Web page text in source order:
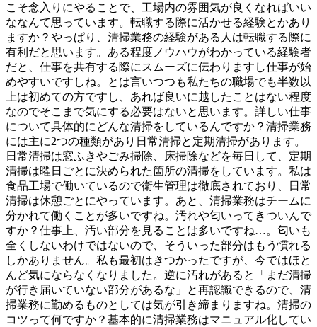
こそ念入りにやることで、工場内の雰囲気が良くなればいい
ななんて思っています。転職する際に活かせる経験とかあり
ますか？やっぱり、清掃業務の経験がある人は転職する際に
有利だと思います。ある程度ノウハウがわかっている経験者
だと、仕事を共有する際にスムーズに伝わりますし仕事が始
めやすいですしね。とは言いつつも私たちの職場でも半数以
上は初めての方ですし、あれば良いに越したことはない程度
なのでそこまで気にする必要はないと思います。詳しい仕事
について具体的にどんな清掃をしているんですか？清掃業務
には主に2つの種類があり日常清掃と定期清掃があります。
日常清掃は窓ふきやごみ掃除、床掃除などを毎日して、定期
清掃は曜日ごとに決められた箇所の清掃をしています。私は
食品工場で働いているので衛生管理は徹底されており、日常
清掃は休憩ごとにやっています。あと、清掃業務はチームに
分かれて働くことが多いですね。汚れや匂いってきついんで
すか？仕事上、汚い部分を見ることは多いですね…。匂いも
全くしないわけではないので、そういった部分はもう慣れる
しかありません。私も最初はきつかったですが、今ではほと
んど気にならなくなりました。逆に汚れがあると「まだ清掃
が行き届いていない部分があるな」と再認識できるので、清
掃業務に勤めるものとしては気が引き締まりますね。清掃の
コツって何ですか？基本的に清掃業務はマニュアル化してい